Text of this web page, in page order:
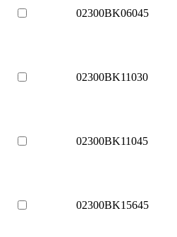
02300BK06045
02300BK11030
02300BK11045
02300BK15645